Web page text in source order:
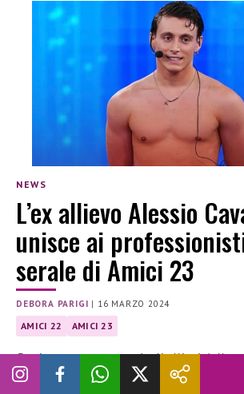
NEWS
L’ex allievo Alessio
unisce ai
serale di Amici 23
DEBORA PARIGI | 16 MARZO 2024
AMICI 22 AMICI 23
Dopi essere stato uno degli allievi della
Alessio Cavaliere è diventato